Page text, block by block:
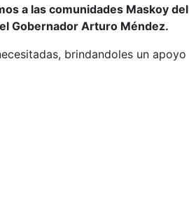
a las comunidades Maskoy del
Gobernador Arturo Méndez.
brindandoles un apoyo